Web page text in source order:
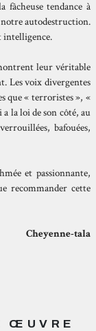
tendance à
autodestruction.
intelligence.
leur véritable
Les voix divergentes
que « terroristes », «
la loi de son côté, au
bafouées,
et passionnante,
recommander cette
Cheyenne-tala
ŒUVRE